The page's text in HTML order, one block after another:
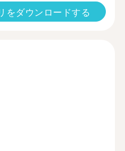
をダウンロードする